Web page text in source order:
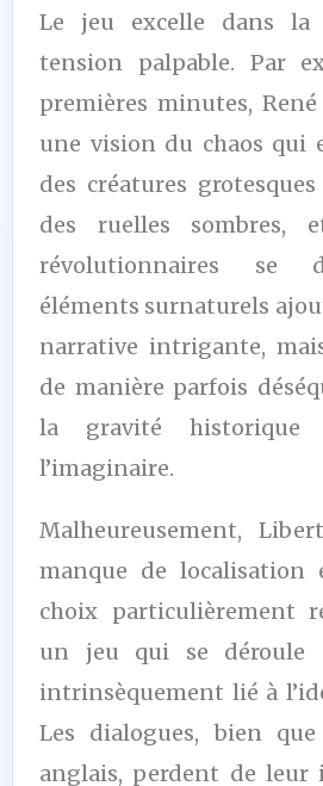
Le jeu excelle dans la
tension palpable. Par
premières minutes,
une vision du chaos qui
des créatures
des ruelles sombres,
révolutionnaires se
éléments surnaturels
narrative intrigante,
de manière parfois
la gravité
l’imaginaire.
Malheureusement,
manque de localisation
choix particulièrement
un jeu qui se déroule
intrinsèquement lié à
Les dialogues, bien
anglais, perdent de leur